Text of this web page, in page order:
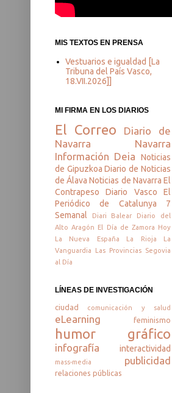
MIS TEXTOS EN PRENSA
Vestuarios e igualdad [La
Tribuna del País Vasco,
18.VII.2026]]
MI FIRMA EN LOS DIARIOS
El Correo
Diario de
Navarra
Navarra
Información Deia
Noticias
de Gipuzkoa Diario de Noticias
de Álava Noticias de Navarra El
Contrapeso
Diario Vasco
El
Periódico de Catalunya
7
Semanal
Diari Balear
Diario del
Alto Aragón
El Día de Zamora
Hoy
La Nueva España
La Rioja
La
Vanguardia
Las Provincias Segovia
al Día
LÍNEAS DE INVESTIGACIÓN
ciudad
comunicación y salud
eLearning feminismo
humor gráfico
infografía interactividad
mass-media publicidad
relaciones públicas